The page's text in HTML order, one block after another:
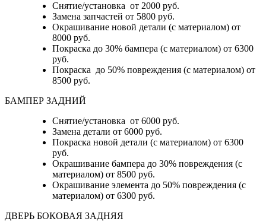
Снятие/установка от 2000 руб.
Замена запчастей от 5800 руб.
Окрашивание новой детали (с материалом) от
8000 руб.
Покраска до 30% бампера (с материалом) от 6300
руб.
Покраска до 50% повреждения (с материалом) от
8500 руб.
БАМПЕР ЗАДНИЙ
Снятие/установка от 6000 руб.
Замена детали от 6000 руб.
Покраска новой детали (с материалом) от 6300
руб.
Окрашивание бампера до 30% повреждения (с
материалом) от 8500 руб.
Окрашивание элемента до 50% повреждения (с
материалом) от 6300 руб.
ДВЕРЬ БОКОВАЯ ЗАДНЯЯ